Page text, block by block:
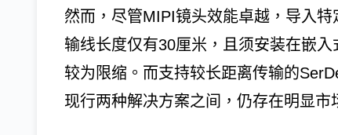
然而，尽管MIPI镜头效能卓越，导入
输线长度仅有30厘米，且须安装在嵌
较为限缩。而支持较长距离传输的
现行两种解决方案之间，仍存在明显市